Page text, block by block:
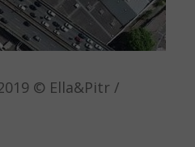
© Ella&Pitr /